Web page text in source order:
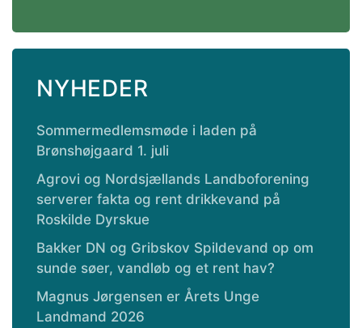
NYHEDER
Sommermedlemsmøde i laden på
Brønshøjgaard 1. juli
Agrovi og Nordsjællands Landboforening
serverer fakta og rent drikkevand på
Roskilde Dyrskue
Bakker DN og Gribskov Spildevand op om
sunde søer, vandløb og et rent hav?
Magnus Jørgensen er Årets Unge
Landmand 2026